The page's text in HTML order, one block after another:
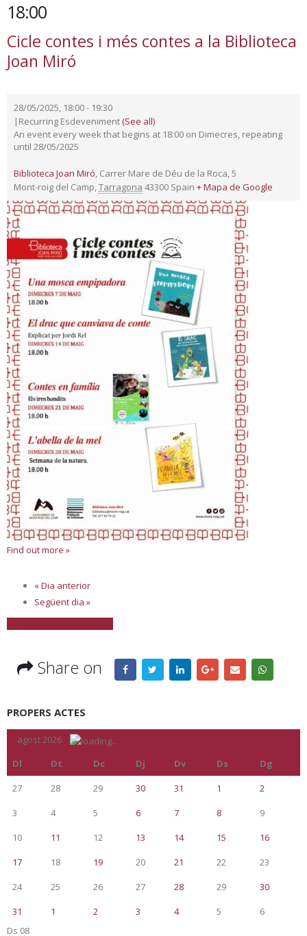
18:00
Cicle contes i més contes a la Biblioteca
Joan Miró
28/05/2025, 18:00- 19:30
| Recurring Esdeveniment(See all)
An event every week that begins at 18:00 on Dimecres, repeating
until 28/05/2025
Biblioteca Joan Miró, Carrer Mare de Déu de la Roca, 5
Mont-roig del Camp,Tarragona 43300 Spain + Mapa de Google
Find out more »
«Dia anterior
Següent dia »
Share on
PROPERS ACTES
agost 2026
Dl
Dt Dc Dj Dv Ds
Dg
27
28 29 30 31 1
2
3
4 5 6 7 8
9
10
11 12 13 14 15
16
17
18 19 20 21 22
23
24
25 26 27 28 29
30
31
1 2 3 4 5
6
Ds 08